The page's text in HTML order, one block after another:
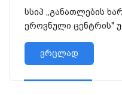
პროგრამას
ვადით!
სსიპ ,,განათლების
ეროვნული ცენტრის"
საგანმანათლებლო
ვრცლად